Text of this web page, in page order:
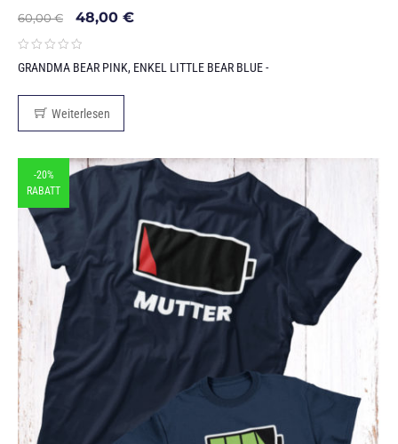
60,00€ 48,00 €
GRANDMA BEAR PINK, ENKEL LITTLE BEAR BLUE -
Weiterlesen
-20%
RABATT